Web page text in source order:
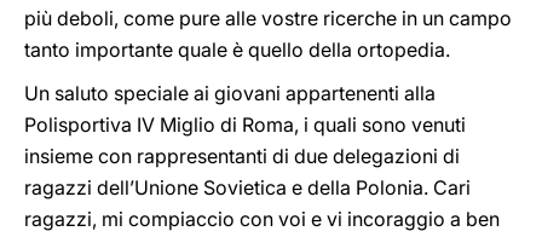
più deboli, come pure alle vostre ricerche in un campo
tanto importante quale è quello della ortopedia.
Un saluto speciale ai giovani appartenenti alla
Polisportiva IV Miglio di Roma, i quali sono venuti
insieme con rappresentanti di due delegazioni di
ragazzi dell’Unione Sovietica e della Polonia. Cari
ragazzi, mi compiaccio con voi e vi incoraggio a ben